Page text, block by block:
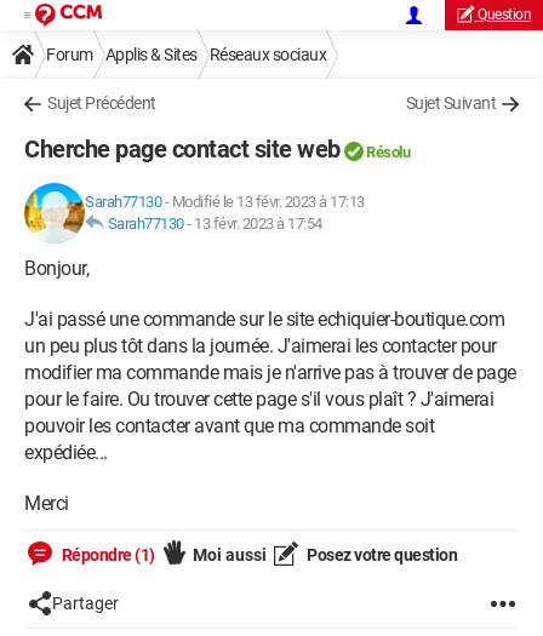
Question
Forum Applis & Sites Réseaux sociaux
Sujet Précédent Sujet Suivant
Cherche page contact site web Résolu
Sarah77130- Modifié le 13 févr. 2023 à 17:13
Sarah77130- 13 févr. 2023 à 17:54
Bonjour,
J'ai passé une commande sur le site echiquier-boutique.com
un peu plus tôt dans la journée. J'aimerai les contacter pour
modifier ma commande mais je n'arrive pas à trouver de page
pour le faire. Ou trouver cette page s'il vous plaît ? J'aimerai
pouvoir les contacter avant que ma commande soit
expédiée...
Merci
Répondre (1) Moi aussi Posez votre question
Partager